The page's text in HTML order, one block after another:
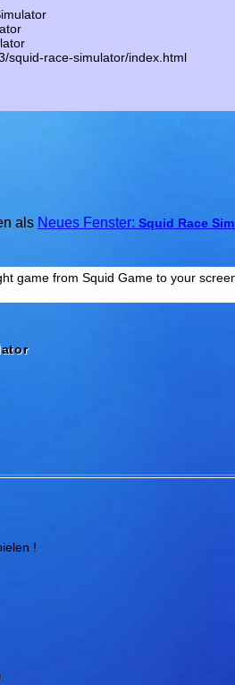
squid-race-simulator/index.html
als Neues Fenster: Squid Race
game from Squid Game to your
!